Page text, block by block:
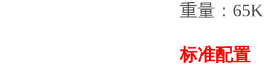
重量：
标准配置